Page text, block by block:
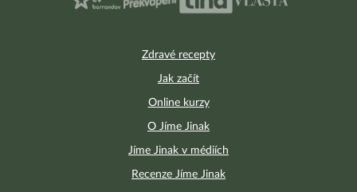
Zdravé recepty
Jak začít
Online kurzy
O Jíme Jinak
Jíme Jinak v médiích
Recenze Jíme Jinak